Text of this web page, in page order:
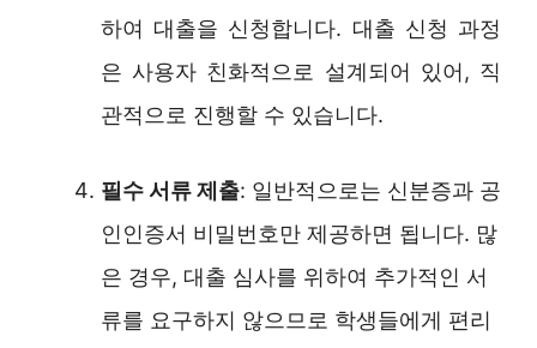
하여 대출을 신청합니다. 대출 신청 과정
은 사용자 친화적으로 설계되어 있어, 직
관적으로 진행할 수 있습니다.
필수 서류 제출: 일반적으로는 신분증과 공
인인증서 비밀번호만 제공하면 됩니다. 많
은 경우, 대출 심사를 위하여 추가적인 서
류를 요구하지 않으므로 학생들에게 편리